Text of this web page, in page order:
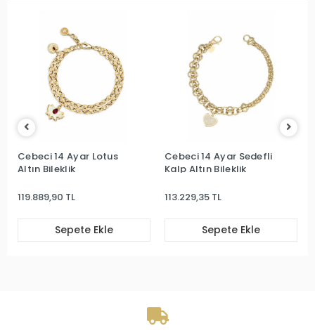
Cebeci 14 Ayar Lotus
Altın Bileklik
119.889,90 TL
Sepete Ekle
Cebeci 14 Ayar Sedefli
Kalp Altın Bileklik
113.229,35 TL
Sepete Ekle